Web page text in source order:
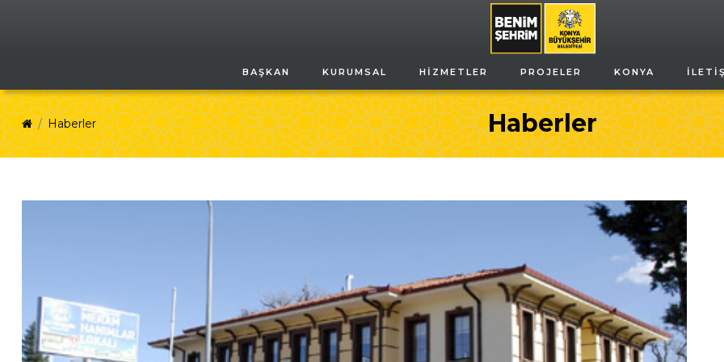
BAŞKAN KURUMSAL HIZMETLER PROJELER KONYA
Haberler
Haberler